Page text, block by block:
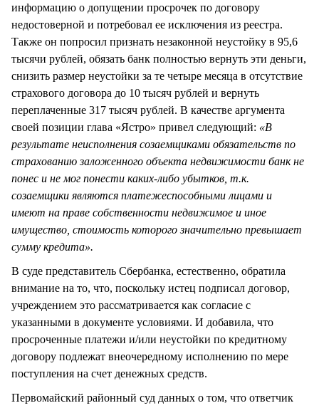
информацию о допущении просрочек по договору
недостоверной и потребовал ее исключения из реестра.
Также он попросил признать незаконной неустойку в 95,6
тысячи рублей, обязать банк полностью вернуть эти деньги,
снизить размер неустойки за те четыре месяца в отсутствие
страхового договора до 10 тысяч рублей и вернуть
переплаченные 317 тысяч рублей. В качестве аргумента
своей позиции глава «Ястро» привел следующий: «В
результате неисполнения созаемщиками обязательств по
страхованию заложенного объекта недвижимости банк не
понес и не мог понести каких-либо убытков, т.к.
созаемщики являются платежеспособными лицами и
имеют на праве собственности недвижимое и иное
имущество, стоимость которого значительно превышает
сумму кредита».
В суде представитель Сбербанка, естественно, обратила
внимание на то, что, поскольку истец подписал договор,
учреждением это рассматривается как согласие с
указанными в документе условиями. И добавила, что
просроченные платежи и/или неустойки по кредитному
договору подлежат внеочередному исполнению по мере
поступления на счет денежных средств.
Первомайский районный суд данных о том, что ответчик